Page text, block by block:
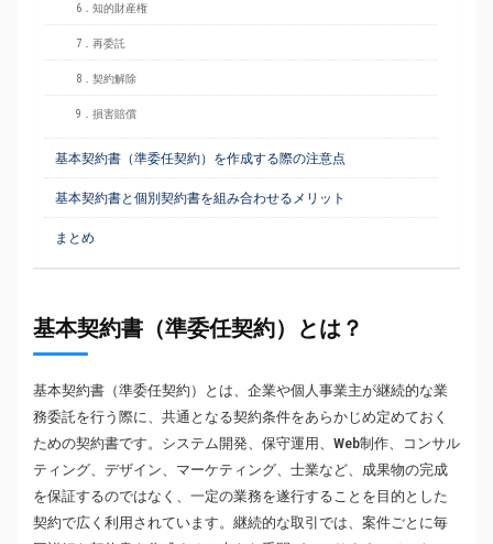
6．知的財産権
7．再委託
8．契約解除
9．損害賠償
基本契約書（準委任契約）を作成する際の注意点
基本契約書と個別契約書を組み合わせるメリット
まとめ
基本契約書（準委任契約）とは？
基本契約書（準委任契約）とは、企業や個人事業主が継続的な業
務委託を行う際に、共通となる契約条件をあらかじめ定めておく
ための契約書です。システム開発、保守運用、Web制作、コンサル
ティング、デザイン、マーケティング、士業など、成果物の完成
を保証するのではなく、一定の業務を遂行することを目的とした
契約で広く利用されています。継続的な取引では、案件ごとに毎